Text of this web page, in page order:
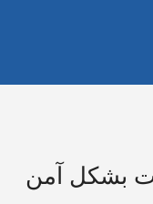
بشكل آمن